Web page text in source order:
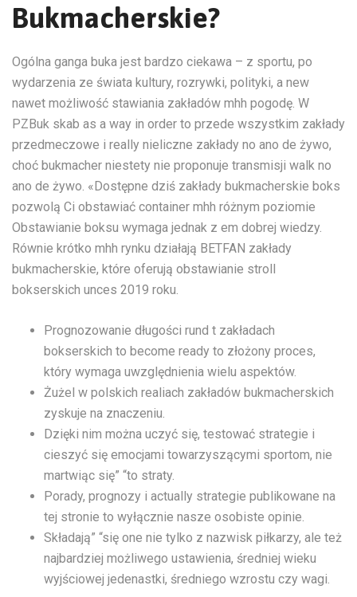
Bukmacherskie?
Ogólna ganga buka jest bardzo ciekawa – z sportu, po
wydarzenia ze świata kultury, rozrywki, polityki, a new
nawet możliwość stawiania zakładów mhh pogodę. W
PZBuk skab as a way in order to przede wszystkim zakłady
przedmeczowe i really nieliczne zakłady no ano de żywo,
choć bukmacher niestety nie proponuje transmisji walk no
ano de żywo. «Dostępne dziś zakłady bukmacherskie boks
pozwolą Ci obstawiać container mhh różnym poziomie
Obstawianie boksu wymaga jednak z em dobrej wiedzy.
Równie krótko mhh rynku działają BETFAN zakłady
bukmacherskie, które oferują obstawianie stroll
bokserskich unces 2019 roku.
Prognozowanie długości rund t zakładach
bokserskich to become ready to złożony proces,
który wymaga uwzględnienia wielu aspektów.
Żużel w polskich realiach zakładów bukmacherskich
zyskuje na znaczeniu.
Dzięki nim można uczyć się, testować strategie i
cieszyć się emocjami towarzyszącymi sportom, nie
martwiąc się” “to straty.
Porady, prognozy i actually strategie publikowane na
tej stronie to wyłącznie nasze osobiste opinie.
Składają” “się one nie tylko z nazwisk piłkarzy, ale też
najbardziej możliwego ustawienia, średniej wieku
wyjściowej jedenastki, średniego wzrostu czy wagi.